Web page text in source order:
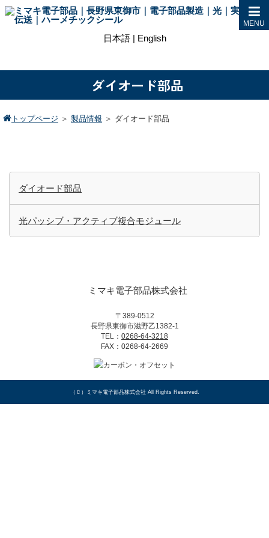
MENU
日本語| English
ダイオード部品
トップページ ＞ 製品情報 ＞ ダイオード部品
ダイオード部品
光パッシブ・アクティブ複合モジュール
ミマキ電子部品株式会社
〒389-0512
長野県東御市滋野乙1382-1
TEL： 0268-64-3218
FAX：0268-64-2669
（Ｃ） ミマキ電子部品株式会社All Rights Reserved.